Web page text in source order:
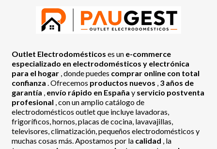
Outlet Electrodomésticos es un e-commerce
especializado en electrodomésticos y electrónica
para el hogar , donde puedes comprar online con total
confianza . Ofrecemos productos nuevos , 3 años de
garantía , envío rápido en España y servicio postventa
profesional , con un amplio catálogo de
electrodomésticos outlet que incluye lavadoras,
frigoríficos, hornos, placas de cocina, lavavajillas,
televisores, climatización, pequeños electrodomésticos y
muchas cosas más. Apostamos por la calidad , la